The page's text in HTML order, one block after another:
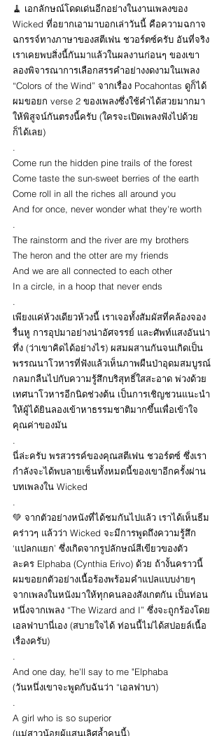
🧹 เอกลักษณ์โดดเด่นอีกอย่างในงานเพลงของ
Wicked ที่อยากเอามาบอกเล่าวันนี้ คือความฉกาจ
ฉกรรจ์ทางภาษาของสตีเฟน ชวอร์ตซ์ครับ อันที่จริง
เราเคยพบสิ่งนี้กันมาแล้วในผลงานก่อนๆ ของเขา
ลองพิจารณาการเลือกสรรคำอย่างงดงามในเพลง
“Colors of the Wind” จากเรื่อง Pocahontas ดูก็ได้
ผมขอยก verse 2 ของเพลงซึ่งใช้คำได้สวยมากมา
ให้พิสูจน์กันตรงนี้ครับ (ใครจะเปิดเพลงฟังไปด้วย
ก็ได้เลย)
.
Come run the hidden pine trails of the forest
Come taste the sun-sweet berries of the earth
Come roll in all the riches all around you
And for once, never wonder what they're worth
.
The rainstorm and the river are my brothers
The heron and the otter are my friends
And we are all connected to each other
In a circle, in a hoop that never ends
.
เพียงแค่ห้วงเดียวห้วงนี้ เราเจอทั้งสัมผัสที่คล้องจอง
รื่นหู การอุปมาอย่างน่าอัศจรรย์ และศัพท์แสงอันน่า
ทึ่ง (ว่าเขาคิดได้อย่างไร) ผสมผสานกันจนเกิดเป็น
พรรณนาโวหารที่ฟังแล้วเห็นภาพผืนป่าอุดมสมบูรณ์
กลมกลืนไปกับความรู้สึกบริสุทธิ์ใสสะอาด พ่วงด้วย
เทศนาโวหารอีกนิดช่วงต้น เป็นการเชิญชวนแนะนำ
ให้ผู้ได้ยินลองเข้าหาธรรมชาติมากขึ้นเพื่อเข้าใจ
คุณค่าของมัน
.
นี่ล่ะครับ พรสวรรค์ของคุณสตีเฟน ชวอร์ตซ์ ซึ่งเรา
กำลังจะได้พบลายเซ็นทั้งหมดนี้ของเขาอีกครั้งผ่าน
บทเพลงใน Wicked
.
💚 จากตัวอย่างหนังที่ได้ชมกันไปแล้ว เราได้เห็นธีม
คร่าวๆ แล้วว่า Wicked จะมีการพูดถึงความรู้สึก
‘แปลกแยก’ ซึ่งเกิดจากรูปลักษณ์สีเขียวของตัว
ละคร Elphaba (Cynthia Erivo) ด้วย ถ้างั้นคราวนี้
ผมขอยกตัวอย่างเนื้อร้องพร้อมคำแปลแบบง่ายๆ
จากเพลงในหนังมาให้ทุกคนลองสังเกตกัน เป็นท่อน
หนึ่งจากเพลง “The Wizard and I” ซึ่งจะถูกร้องโดย
เอลฟาบานี่เอง (สบายใจได้ ท่อนนี้ไม่ได้สปอยล์เนื้อ
เรื่องครับ)
.
And one day, he'll say to me "Elphaba
(วันหนึ่งเขาจะพูดกับฉันว่า “เอลฟาบา)
.
A girl who is so superior
(แม่สาวน้อยผู้แสนเลิศล้ำคนนี้)